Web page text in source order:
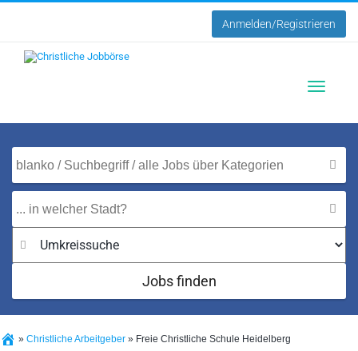
Anmelden/Registrieren
Jobs finden
» Christliche Arbeitgeber » Freie Christliche Schule Heidelberg